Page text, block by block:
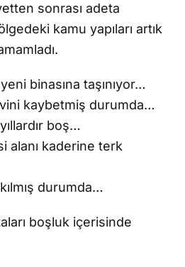
sonrası adeta
kamu yapıları artık
binasına taşınıyor…
kaybetmiş durumda…
boş…
alanı kaderine terk
durumda…
boşluk içerisinde